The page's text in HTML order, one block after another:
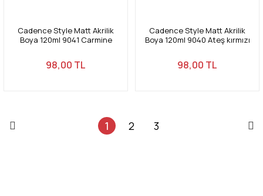
Cadence Style Matt Akrilik
Boya 120ml 9041 Carmine
98,00 TL
Cadence Style Matt Akrilik
Boya 120ml 9040 Ateş kırmızı
98,00 TL
1 2 3